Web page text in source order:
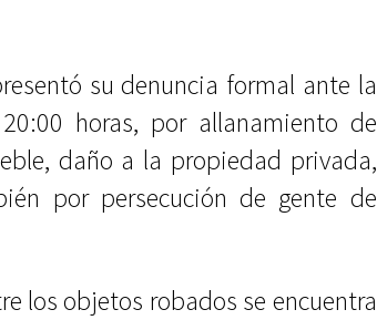
su denuncia formal ante la
horas, por allanamiento de
daño a la propiedad privada,
por persecución de gente de
los objetos robados se encuentra